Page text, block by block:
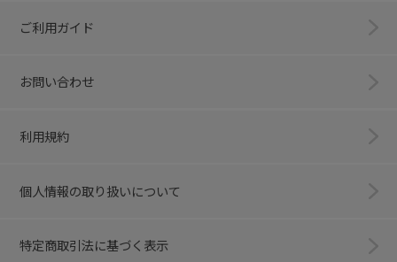
ご利用ガイド
お問い合わせ
利用規約
個人情報の取り扱いについて
特定商取引法に基づく表示